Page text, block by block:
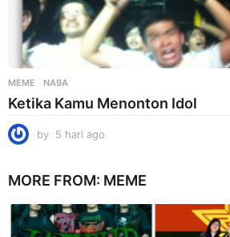
MEME NA9A
Ketika Kamu Menonton Idol
by 5 hari ago
r
a
g
MORE FROM: MEME